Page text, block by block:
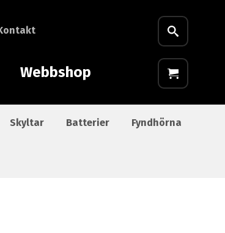
Webbshop
Skyltar Batterier Fyndhörna